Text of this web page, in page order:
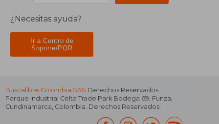
¿Necesitas ayuda?
Ir a Centro de
Soporte/PQR
Buscalibre Colombia SAS Derechos Reservados.
Parque Industrial Celta Trade Park Bodega 69, Funza,
Cundinamarca, Colombia. Derechos Reservados.